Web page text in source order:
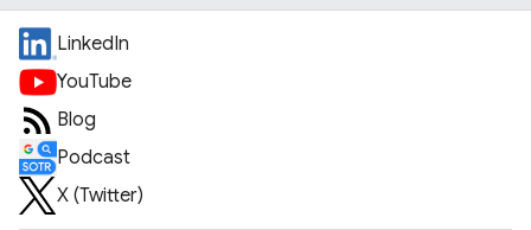
LinkedIn
YouTube
Blog
Podcast
X (Twitter)